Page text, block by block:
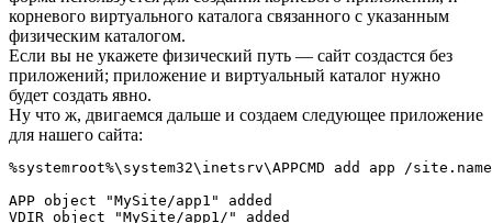
корневого виртуального каталога связанного с указанным
физическим каталогом.
Если вы не укажете физический путь — сайт создастся без
приложений; приложение и виртуальный каталог нужно
будет создать явно.
Ну что ж, двигаемся дальше и создаем следующее приложение
для нашего сайта:
%systemroot%\system32\inetsrv\APPCMD add app /
APP object "MySite/app1" added